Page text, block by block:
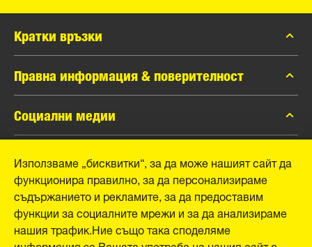
Кратки връзки
каталог MANN-FILTER
Контакти
Правна информация & поверителност
Защита на личните данни
Официално уведомление
Отпечатък
Социални медии
Instagram
YouTube
MANN+HUMMEL GmbH
Schwieberdinger Straße 126
71636 Ludwigsburg
Tel. +49 (7141) 98-0
Използваме „бисквитки“, за да може нашият сайт да
функционира правилно, за да персонализираме
съдържанието и рекламите, за да предоставим
функции за социалните мрежи и за да анализираме
нашия трафик.Ние също така споделяме